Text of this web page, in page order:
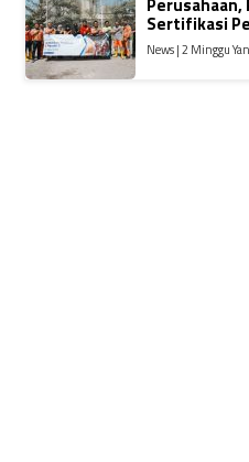
Sertifikasi
News | 2 Minggu